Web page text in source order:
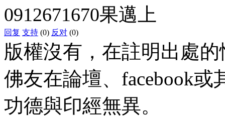
0912671670果邁上
回复 支持 (0) 反对 (0)
版權沒有，在註明出處
佛友在論壇、facebook
功德與印經無異。